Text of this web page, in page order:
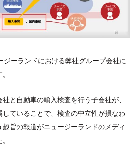
ジーランドにおける弊社グループ会社に
と自動車の輸入検査を行う子会社が、
していることで、検査の中立性が損なわ
旨の報道がニュージーランドのメディ